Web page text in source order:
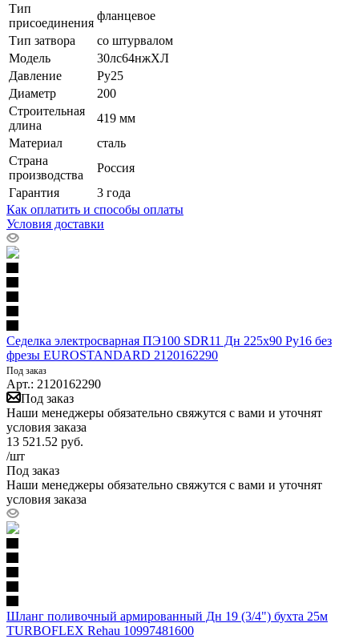
Тип
присоединения
фланцевое
Тип затвора
со штурвалом
Модель
30лс64нжХЛ
Давление
Ру25
Диаметр
200
Строительная
длина
419 мм
Материал
сталь
Страна
производства
Россия
Гарантия
3 года
Как оплатить и способы оплаты
Условия доставки
Седелка электросварная ПЭ100 SDR11 Дн 225х90 Ру16 без
фрезы EUROSTANDARD 2120162290
Под заказ
Арт.: 2120162290
Под заказ
Наши менеджеры обязательно свяжутся с вами и уточнят
условия заказа
13 521.52 руб.
/шт
Под заказ
Наши менеджеры обязательно свяжутся с вами и уточнят
условия заказа
Шланг поливочный армированный Дн 19 (3/4") бухта 25м
TURBOFLEX Rehau 10997481600